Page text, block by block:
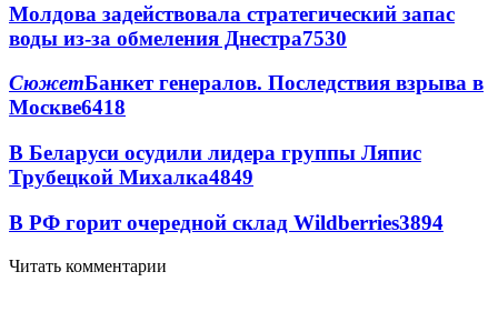
Молдова задействовала стратегический запас
воды из-за обмеления Днестра7530
СюжетБанкет генералов. Последствия взрыва в
Москве6418
В Беларуси осудили лидера группы Ляпис
Трубецкой Михалка4849
В РФ горит очередной склад Wildberries3894
Читать комментарии